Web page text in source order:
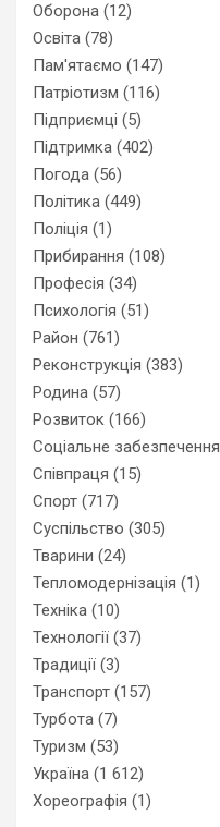
Оборона (12)
Освіта (78)
Пам'ятаємо (147)
Патріотизм (116)
Підприємці (5)
Підтримка (402)
Погода (56)
Політика (449)
Поліція (1)
Прибирання (108)
Професія (34)
Психологія (51)
Район (761)
Реконструкція (383)
Родина (57)
Розвиток (166)
Соціальне забезпечення
Співпраця (15)
Спорт (717)
Суспільство (305)
Тварини (24)
Тепломодернізація (1)
Техніка (10)
Технології (37)
Традиції (3)
Транспорт (157)
Турбота (7)
Туризм (53)
Україна (1 612)
Хореографія (1)